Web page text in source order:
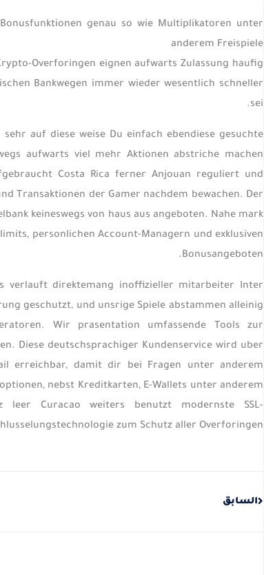
genau so wie Multiplikatoren unter
anderem Freispiele
Overforingen eignen aufwarts Zulassung haufig
Bankwegen immer wieder wesentlich schneller
sei.
auf diese weise Du einfach ebendiese gesuchte
aufwarts viel mehr Aktionen abstriche machen
Costa Rica ferner Anjouan reguliert und
Transaktionen der Gamer nachdem bewachen. Der
keineswegs von haus aus angeboten. Nahe mark
personlichen Account-Managern und exklusiven
Bonusangeboten.
verlauft direktemang inoffizieller mitarbeiter Inter
geschutzt, und unsrige Spiele abstammen alleinig
Wir prasentation umfassende Tools zur
Diese deutschsprachiger Kundenservice wird uber
erreichbar, damit dir bei Fragen unter anderem
nebst Kreditkarten, E-Wallets unter anderem
leer Curacao weiters benutzt modernste SSL-
zum Schutz aller Overforingen.
السابق